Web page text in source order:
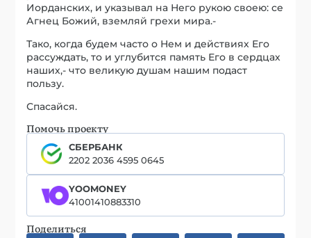
Иорданских, и указывал на Него рукою своею: се
Агнец Божий, вземляй грехи мира.-
Тако, когда будем часто о Нем и действиях Его
рассуждать, то и углубится память Его в сердцах
наших,- что великую душам нашим подаст
пользу.
Спасайся.
Помочь проекту
СБЕРБАНК
2202 2036 4595 0645
YOOMONEY
41001410883310
Поделиться